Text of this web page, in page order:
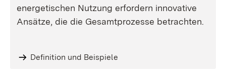
energetischen Nutzung erfordern innovative
Ansätze, die die Gesamtprozesse betrachten.
Definition und Beispiele